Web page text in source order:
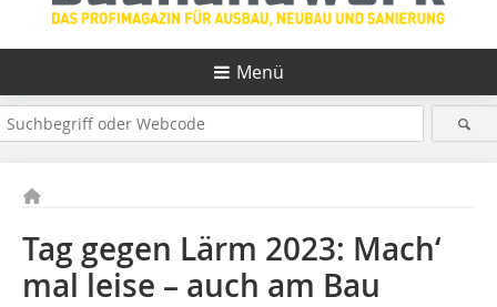
Menü
Tag gegen Lärm 2023: Mach‘
mal leise – auch am Bau